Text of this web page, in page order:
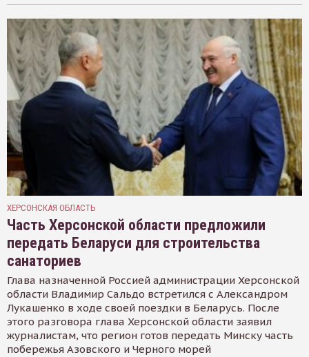
ХЕРСОНСКАЯ ОБЛАСТЬ
Часть Херсонской области предложили
передать Беларуси для строительства
санаториев
Глава назначенной Россией администрации Херсонской
области Владимир Сальдо встретился с Александром
Лукашенко в ходе своей поездки в Беларусь. После
этого разговора глава Херсонской области заявил
журналистам, что регион готов передать Минску часть
побережья Азовского и Черного морей